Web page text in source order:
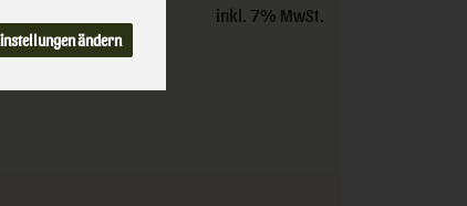
ändern
inkl. 7% MwSt.